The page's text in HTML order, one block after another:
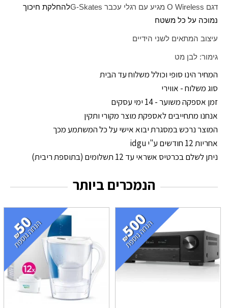
דגם O Wireless מגיע עם רגלי עכבר G-Skatesלהחלקת חיכוך
נמוכה על כל משטח
עיצוב המתאים לשני הידיים
גימור: לבן מט
המחיר הינו סופי וכולל משלוח עד הבית
סוג משלוח - אווירי
זמן אספקה משוער - 14 ימי עסקים
אנחנו מתחייבים לאספקת מוצר מקורי ותקין
המוצר נרכש במסגרת יבוא אישי על כל המשתמע מכך
אחריות 12 חודשים ע"י idgu
ניתן לשלם בכרטיס אשראי עד 12 תשלומים (בתוספת ריבית)
הנמכרים ביותר